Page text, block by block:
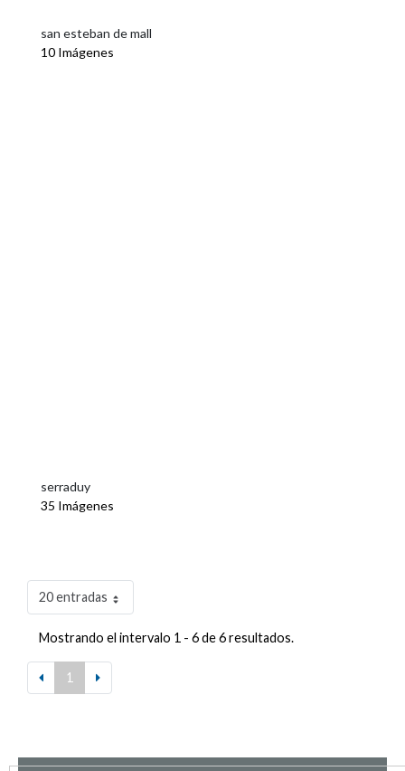
san esteban de mall
10 Imágenes
serraduy
35 Imágenes
20 entradas
Mostrando el intervalo 1 - 6 de 6 resultados.
1